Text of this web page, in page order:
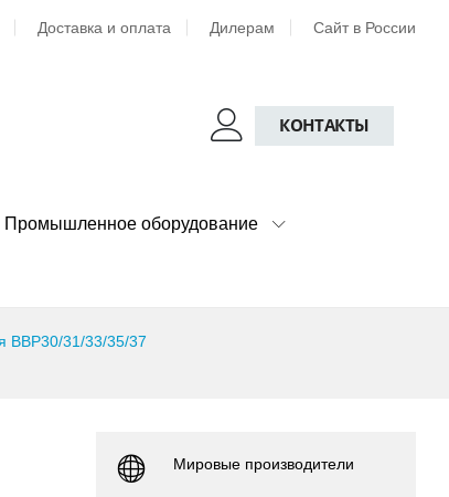
Доставка и оплата Дилерам Сайт в России
КОНТАКТЫ
Промышленное оборудование
BBP30/31/33/35/37
Мировые производители